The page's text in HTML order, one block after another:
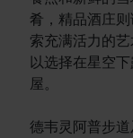
肴，精品酒庄
索充满活力的
以选择在星空
屋。
德韦灵阿普步